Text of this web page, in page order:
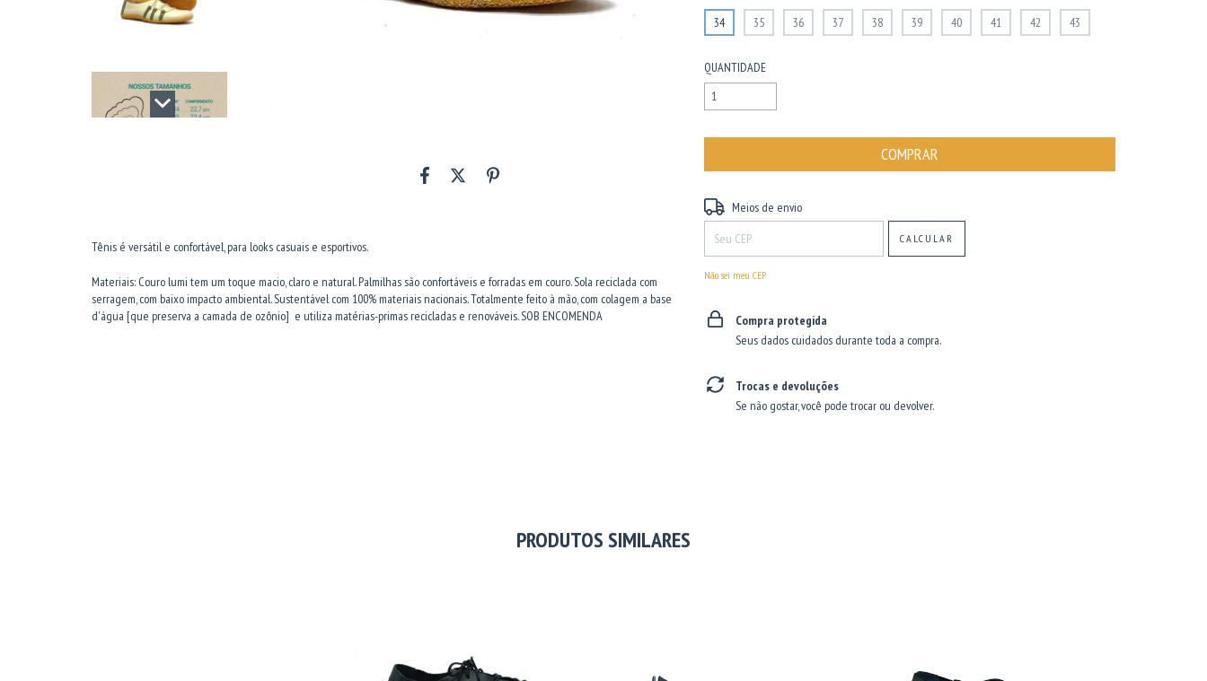
Tênis é versátil e confortável, para looks casuais e esportivos.
Materiais: Couro lumi tem um toque macio, claro e natural. Palmilhas são confortáveis e forradas em couro. Sola reciclada com
serragem, com baixo impacto ambiental. Sustentável com 100% materiais nacionais. Totalmente feito à mão, com colagem a base
d'água [que preserva a camada de ozônio] e utiliza matérias-primas recicladas e renováveis. SOB ENCOMENDA
34
35 36 37 38 39 40 41 42 43
QUANTIDADE
Entregas para o CEP:
Meios de envio
CALCULAR
Não sei meu CEP
Compra protegida
Seus dados cuidados durante toda a compra.
Trocas e devoluções
Se não gostar, você pode trocar ou devolver.
PRODUTOS SIMILARES